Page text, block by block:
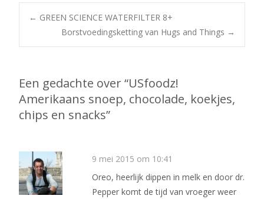
Bericht
← GREEN SCIENCE WATERFILTER 8+
Borstvoedingsketting van Hugs and Things →
Een gedachte over “USfoodz!
Amerikaans snoep, chocolade, koekjes,
chips en snacks”
9 mei 2015 om 10:41
Oreo, heerlijk dippen in melk en door dr.
Pepper komt de tijd van vroeger weer